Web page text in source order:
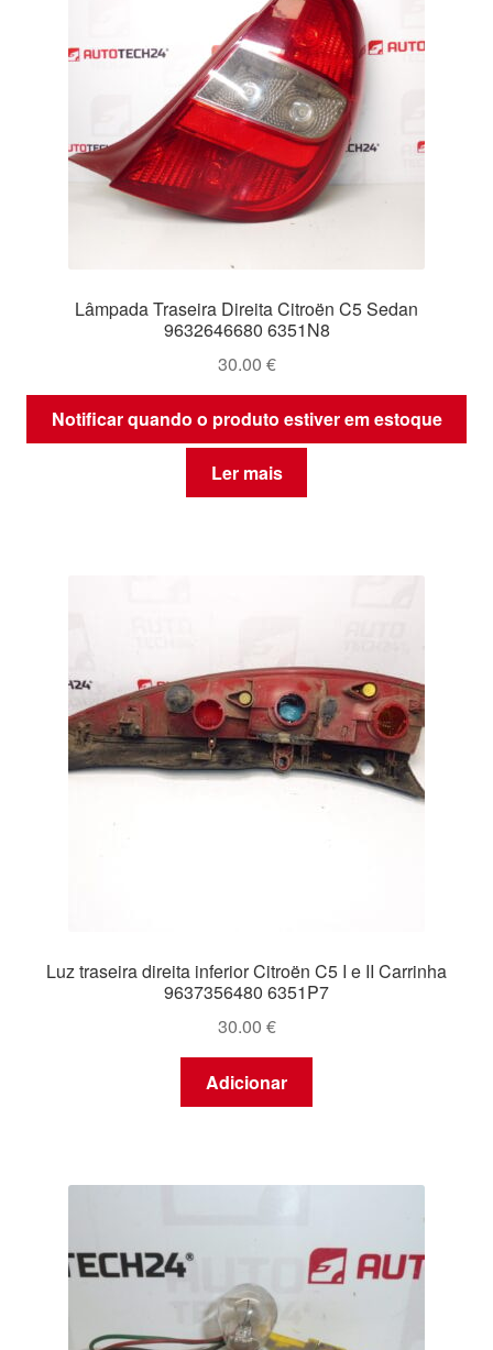
Lâmpada Traseira Direita Citroën C5 Sedan
9632646680 6351N8
30.00 €
Notificar quando o produto estiver em estoque
Ler mais
Luz traseira direita inferior Citroën C5 I e II Carrinha
9637356480 6351P7
30.00 €
Adicionar